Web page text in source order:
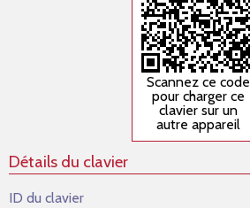
Scannez ce code
pour charger ce
clavier sur un
autre appareil
Détails du clavier
ID du clavier